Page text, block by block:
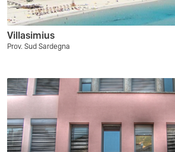
Villasimius
Prov. Sud Sardegna